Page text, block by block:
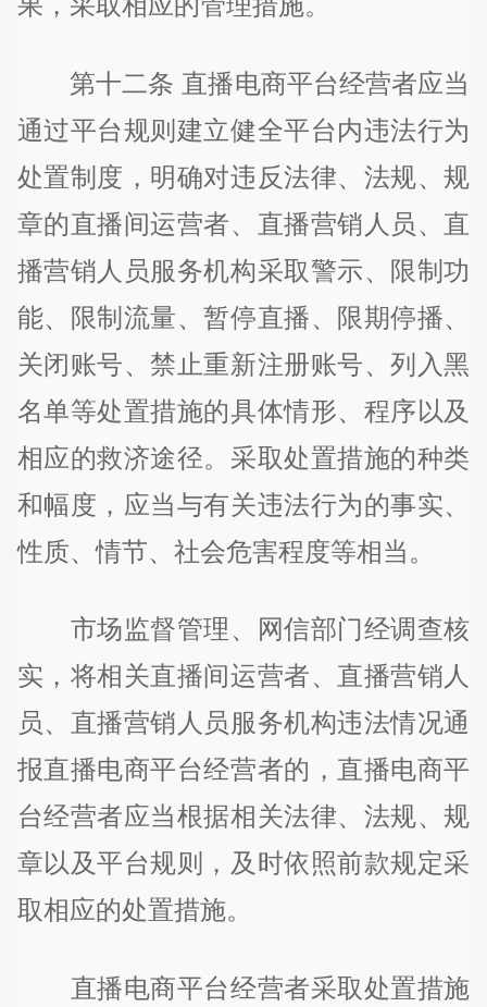
第十二条 直播电商平台经营者应当
通过平台规则建立健全平台内违法行为
处置制度，明确对违反法律、法规、规
章的直播间运营者、直播营销人员、直
播营销人员服务机构采取警示、限制功
能、限制流量、暂停直播、限期停播、
关闭账号、禁止重新注册账号、列入黑
名单等处置措施的具体情形、程序以及
相应的救济途径。采取处置措施的种类
和幅度，应当与有关违法行为的事实、
性质、情节、社会危害程度等相当。
市场监督管理、网信部门经调查核
实，将相关直播间运营者、直播营销人
员、直播营销人员服务机构违法情况通
报直播电商平台经营者的，直播电商平
台经营者应当根据相关法律、法规、规
章以及平台规则，及时依照前款规定采
取相应的处置措施。
直播电商平台经营者采取处置措施